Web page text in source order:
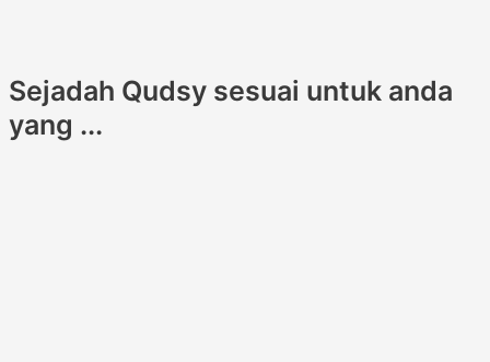
Sejadah Qudsy sesuai untuk anda
yang ...